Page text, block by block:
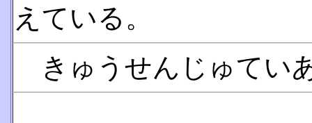
えている。
きゅうせんじゅてい